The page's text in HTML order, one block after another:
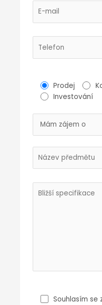
Prodej
Investování
Souhlasím se